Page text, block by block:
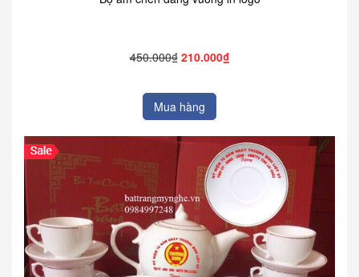
450.000₫ 210.000₫
Mua hàng